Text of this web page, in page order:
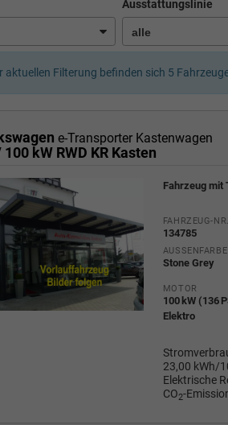
Ausstattungslinie
aktuellen Filterung befinden sich 5
e-Transporter Kastenwagen
100 kW RWD KR Kasten
Fahrzeug mit
FAHRZEUG-NR.
134785
AUSSENFARBE
Stone Grey
MOTOR
100 kW (136
Elektro
23,00 kWh/
Elektrische
CO2-